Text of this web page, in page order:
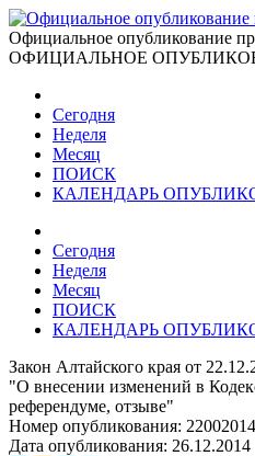
Официальное опубликование
ОФИЦИАЛЬНОЕ
Сегодня
Неделя
Месяц
ПОИСК
КАЛЕНДАРЬ
Сегодня
Неделя
Месяц
ПОИСК
КАЛЕНДАРЬ
Закон Алтайского края от
"О внесении изменений в
референдуме, отзыве"
Номер опубликования:
Дата опубликования: 26.12.2014